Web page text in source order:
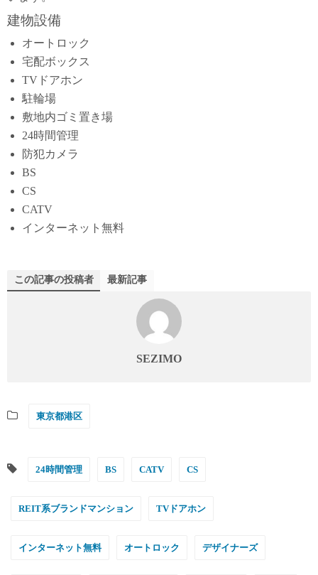
建物設備
オートロック
宅配ボックス
TVドアホン
駐輪場
敷地内ゴミ置き場
24時間管理
防犯カメラ
BS
CS
CATV
インターネット無料
この記事の投稿者 最新記事
SEZIMO
東京都港区
24時間管理 BS CATV CS
REIT系ブランドマンション TVドアホン
インターネット無料 オートロック デザイナーズ